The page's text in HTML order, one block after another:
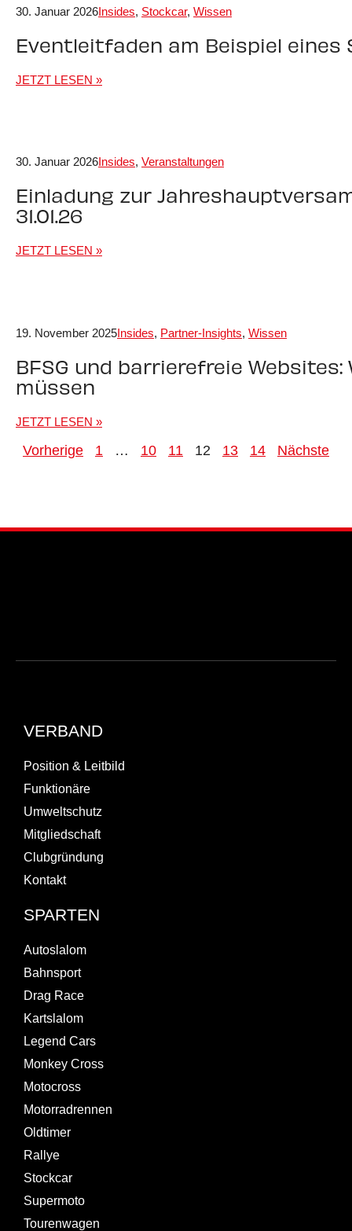
30. Januar 2026Insides, Stockcar, Wissen
Eventleitfaden am Beispiel eines
JETZT LESEN »
30. Januar 2026Insides, Veranstaltungen
Einladung zur
31.01.26
JETZT LESEN »
19. November 2025Insides, Partner-Insights, Wissen
BFSG und barrierefreie
müssen
JETZT LESEN »
Vorherige 1 … 10 11 12 13 14 Nächste
VERBAND
Position & Leitbild
Funktionäre
Umweltschutz
Mitgliedschaft
Clubgründung
Kontakt
SPARTEN
Autoslalom
Bahnsport
Drag Race
Kartslalom
Legend Cars
Monkey Cross
Motocross
Motorradrennen
Oldtimer
Rallye
Stockcar
Supermoto
Tourenwagen